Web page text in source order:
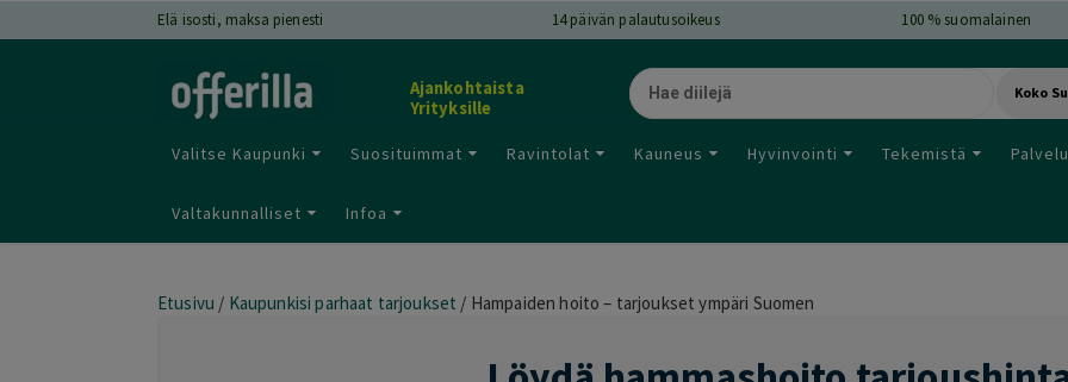
Elä isosti, maksa pienesti 14päivän palautusoikeus 100 % suomalainen
Ajankohtaista
Yrityksille
Koko
Valitse Kaupunki Suosituimmat Ravintolat Kauneus Hyvinvointi Tekemistä
Valtakunnalliset Infoa
Etusivu / Kaupunkisi parhaat tarjoukset / Hampaiden hoito – tarjoukset ympäri Suomen